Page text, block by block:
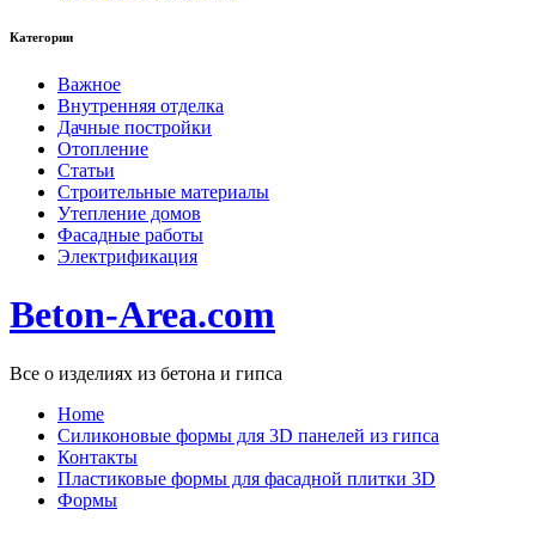
Категории
Важное
Внутренняя отделка
Дачные постройки
Отопление
Статьи
Строительные материалы
Утепление домов
Фасадные работы
Электрификация
Beton-Area.com
Все о изделиях из бетона и гипса
Home
Cиликоновые формы для 3D панелей из гипса
Контакты
Пластиковые формы для фасадной плитки 3D
Формы